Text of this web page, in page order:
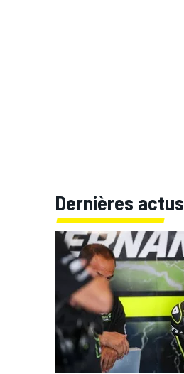
Dernières actus